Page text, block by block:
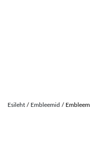
Esileht / Embleemid /